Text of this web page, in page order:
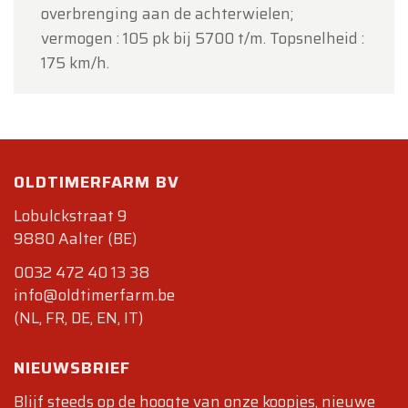
overbrenging aan de achterwielen;
vermogen : 105 pk bij 5700 t/m. Topsnelheid :
175 km/h.
OLDTIMERFARM BV
Lobulckstraat 9
9880 Aalter (BE)
0032 472 40 13 38
info@oldtimerfarm.be
(NL, FR, DE, EN, IT)
NIEUWSBRIEF
Blijf steeds op de hoogte van onze koopjes, nieuwe